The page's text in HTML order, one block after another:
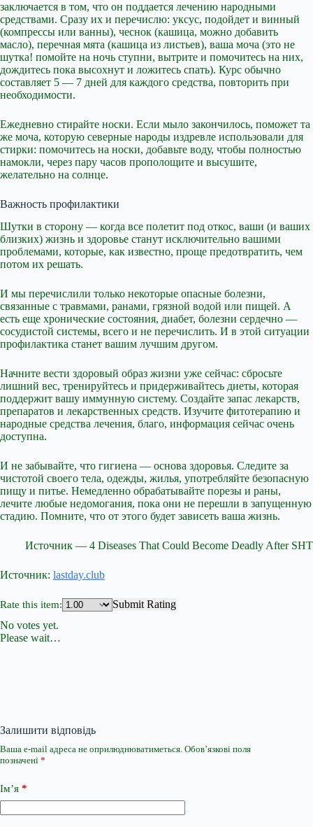
заключается в том, что он поддается лечению народными
средствами. Сразу их и перечислю: уксус, подойдет и винный
(компрессы или ванны), чеснок (кашица, можно добавить
масло), перечная мята (кашица из листьев), ваша моча (это не
шутка! помойте на ночь ступни, вытрите и помочитесь на них,
дождитесь пока высохнут и ложитесь спать). Курс обычно
составляет 5 — 7 дней для каждого средства, повторить при
необходимости.
Ежедневно стирайте носки. Если мыло закончилось, поможет та
же моча, которую северные народы издревле использовали для
стирки: помочитесь на носки, добавьте воду, чтобы полностью
намокли, через пару часов прополощите и высушите,
желательно на солнце.
Важность профилактики
Шутки в сторону — когда все полетит под откос, ваши (и ваших
близких) жизнь и здоровье станут исключительно вашими
проблемами, которые, как известно, проще предотвратить, чем
потом их решать.
И мы перечислили только некоторые опасные болезни,
связанные с травмами, ранами, грязной водой или пищей. А
есть еще хронические состояния, диабет, болезни сердечно —
сосудистой системы, всего и не перечислить. И в этой ситуации
профилактика станет вашим лучшим другом.
Начните вести здоровый образ жизни уже сейчас: сбросьте
лишний вес, тренируйтесь и придерживайтесь диеты, которая
поддержит вашу иммунную систему. Создайте запас лекарств,
препаратов и лекарственных средств. Изучите фитотерапию и
народные средства лечения, благо, информация сейчас очень
доступна.
И не забывайте, что гигиена — основа здоровья. Следите за
чистотой своего тела, одежды, жилья, употребляйте безопасную
пищу и питье. Немедленно обрабатывайте порезы и раны,
лечите любые недомогания, пока они не перешли в запущенную
стадию. Помните, что от этого будет зависеть ваша жизнь.
Источник — 4 Diseases That Could Become Deadly After SHT
Источник: lastday.club
Rate this item:
Submit Rating
No votes yet.
Please wait…
Залишити відповідь
Ваша e-mail адреса не оприлюднюватиметься. Обов’язкові поля
позначені *
Ім’я *